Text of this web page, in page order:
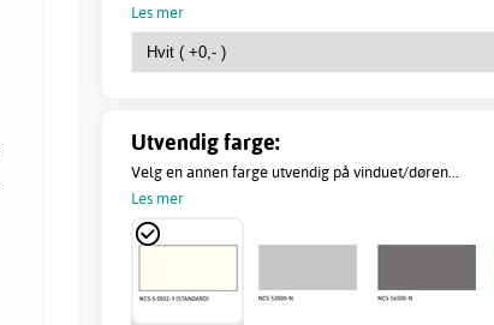
Les mer
Utvendig farge:
Velg en annen farge utvendig på vinduet/døren...
Les mer